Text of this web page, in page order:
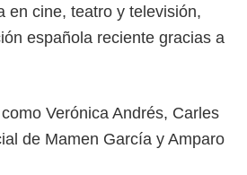
en cine, teatro y televisión,
española reciente gracias a
Verónica Andrés, Carles
de Mamen García y Amparo